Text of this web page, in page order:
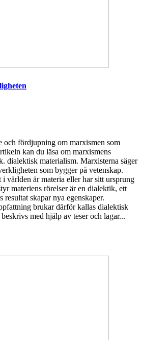
och fördjupning om marxismen som
kan du läsa om marxismens
dialektisk materialism. Marxisterna säger
som bygger på vetenskap.
världen är materia eller har sitt ursprung
materiens rörelser är en dialektik, ett
resultat skapar nya egenskaper.
brukar därför kallas dialektisk
med hjälp av teser och lagar...